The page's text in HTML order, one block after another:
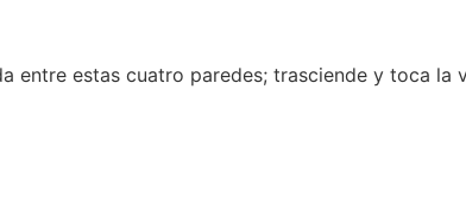
entre estas cuatro paredes; trasciende y toca la